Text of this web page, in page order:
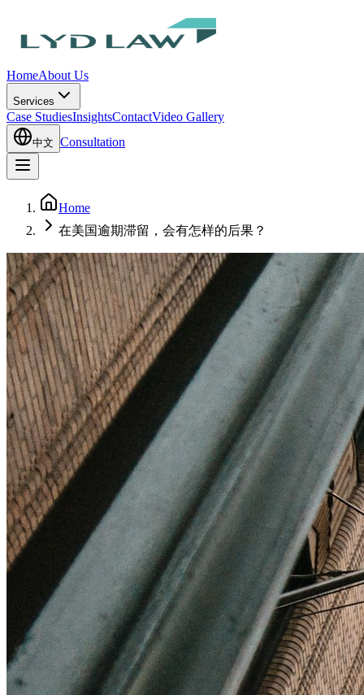
HomeAbout Us
Services
Case StudiesInsightsContactVideo Gallery
中文 Consultation
Home
在美国逾期滞留，会有怎样的后果？